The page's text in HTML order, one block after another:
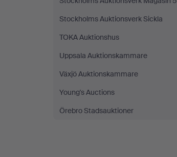
Stockholms Auktionsverk Sickla
TOKA Auktionshus
Uppsala Auktionskammare
Växjö Auktionskammare
Young's Auctions
Örebro Stadsauktioner